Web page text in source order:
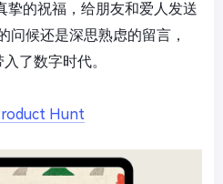
挚的祝福，给朋友和爱人发送
问候还是深思熟虑的留言，
了数字时代。
Hunt